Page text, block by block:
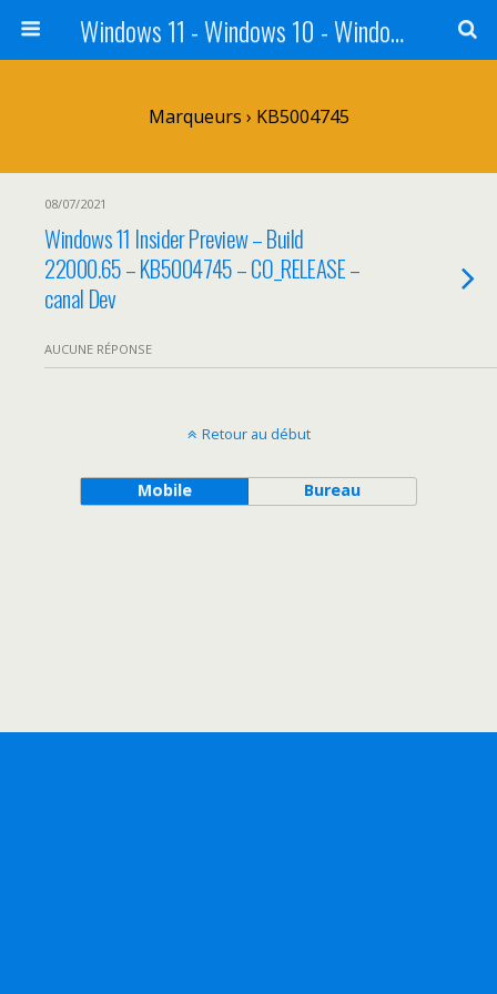
Windows 11 - Windows 10 - Windows 8 - Windows 7 - VISTA
Marqueurs › KB5004745
08/07/2021
Windows 11 Insider Preview – Build
22000.65 – KB5004745 – CO_RELEASE –
canal Dev
AUCUNE RÉPONSE
Retour au début
Mobile Bureau